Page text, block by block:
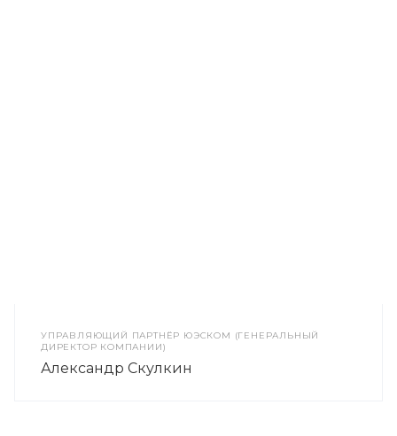
УПРАВЛЯЮЩИЙ ПАРТНЁР ЮЭСКОМ (ГЕНЕРАЛЬНЫЙ
ДИРЕКТОР КОМПАНИИ)
Александр Скулкин